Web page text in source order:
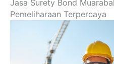
Jasa Surety Bond
Pemeliharaan Terpercaya